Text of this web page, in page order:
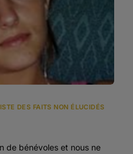
DES FAITS NON ÉLUCIDÉS
de bénévoles et nous ne